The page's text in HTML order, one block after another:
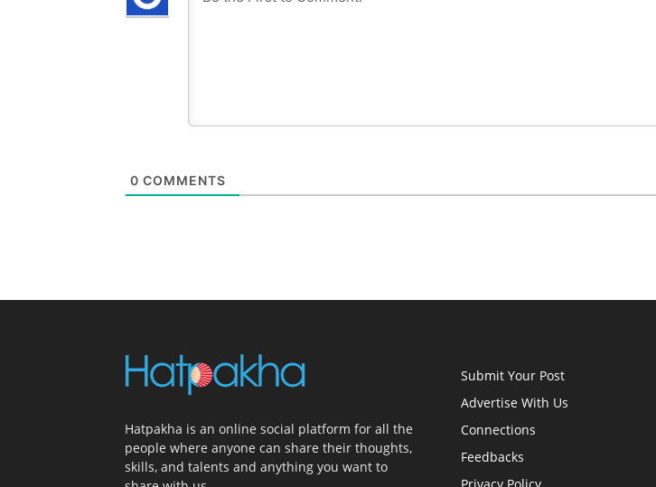
0 COMMENTS
Hatpakha is an online social platform for all the
people where anyone can share their thoughts,
skills, and talents and anything you want to
Submit Your Post
Advertise With Us
Connections
Feedbacks